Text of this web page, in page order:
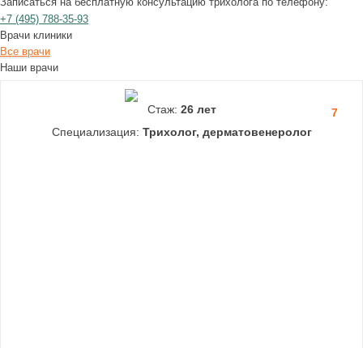
+7 (495) 788-35-93
Врачи клиники
Все врачи
Наши врачи
7
Стаж: 26 лет
Специализация: Трихолог, дерматовенеролог